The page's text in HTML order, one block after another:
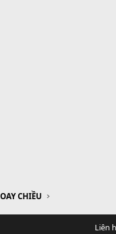
CHIỀU
Liên